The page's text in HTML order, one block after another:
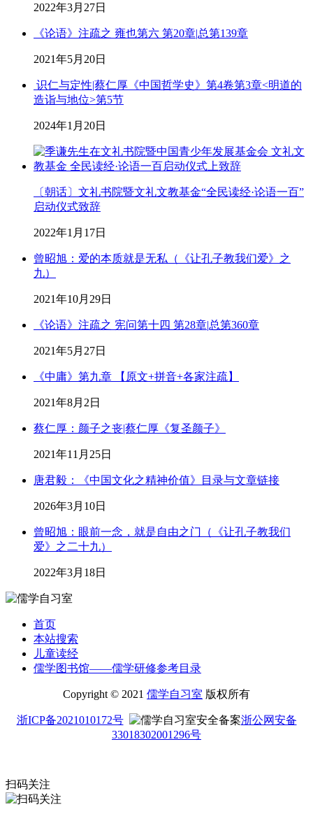
2022年3月27日
《论语》注疏之 雍也第六 第20章|总第139章
2021年5月20日
识仁与定性|蔡仁厚《中国哲学史》第4卷第3章<明道的
造诣与地位>第5节
2024年1月20日
〔朝话〕文礼书院暨文礼文教基金“全民读经·论语一百”
启动仪式致辞
2022年1月17日
曾昭旭：爱的本质就是无私（《让孔子教我们爱》之
九）
2021年10月29日
《论语》注疏之 宪问第十四 第28章|总第360章
2021年5月27日
《中庸》第九章 【原文+拼音+各家注疏】
2021年8月2日
蔡仁厚：颜子之丧|蔡仁厚《复圣颜子》
2021年11月25日
唐君毅：《中国文化之精神价值》目录与文章链接
2026年3月10日
曾昭旭：眼前一念，就是自由之门（《让孔子教我们
爱》之二十九）
2022年3月18日
首页
本站搜索
儿童读经
儒学图书馆——儒学研修参考目录
Copyright © 2021 儒学自习室 版权所有
浙ICP备2021010172号
浙公网安备
33018302001296号
扫码关注